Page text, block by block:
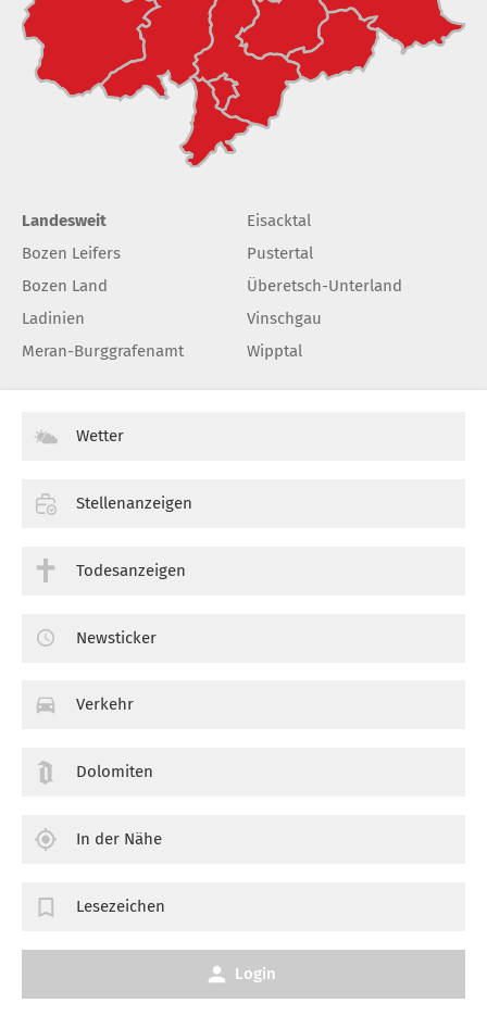
Landesweit
Bozen Leifers
Bozen Land
Ladinien
Meran-Burggrafenamt
Eisacktal
Pustertal
Überetsch-Unterland
Vinschgau
Wipptal
Wetter
Stellenanzeigen
Todesanzeigen
Newsticker
Verkehr
Dolomiten
In der Nähe
Lesezeichen
Login